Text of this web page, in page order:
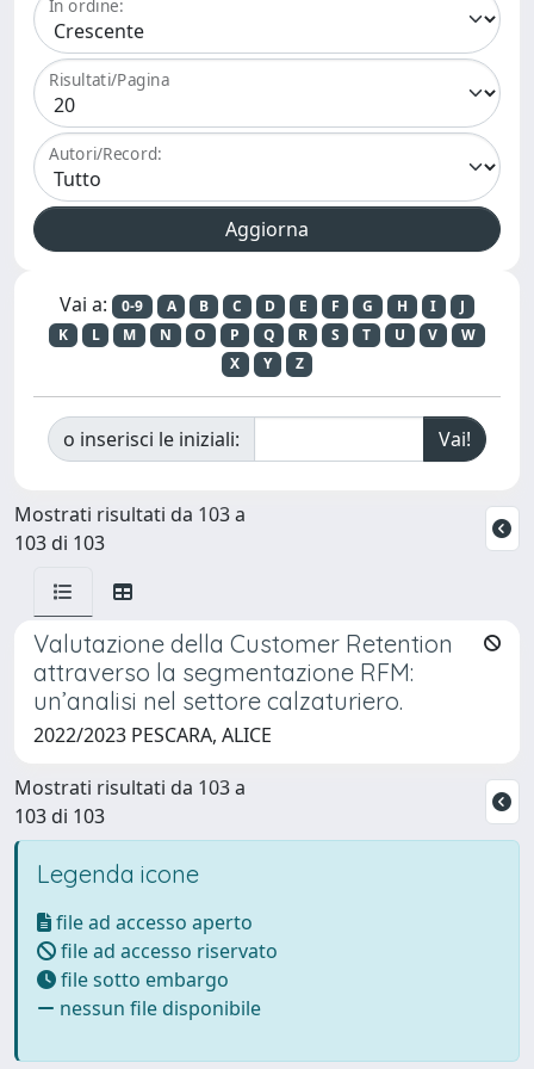
In ordine:
Risultati/Pagina
Autori/Record:
Vai a: 0-9 A B C D E F G H I
J
K
L M N O P Q R S T U V
W
X
Y Z
o inserisci le iniziali:
Mostrati risultati da 103 a
103 di 103
Valutazione della Customer Retention
attraverso la segmentazione RFM:
un’analisi nel settore calzaturiero.
2022/2023 PESCARA, ALICE
Mostrati risultati da 103 a
103 di 103
Legenda icone
file ad accesso aperto
file ad accesso riservato
file sotto embargo
nessun file disponibile